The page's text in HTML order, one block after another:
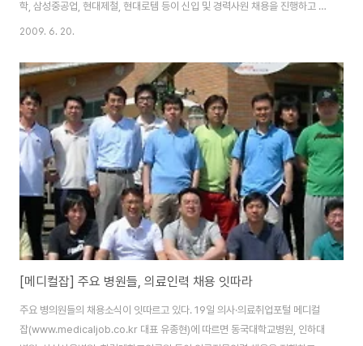
학, 삼성중공업, 현대제철, 현대로템 등이 신입 및 경력사원 채용을 진행하고 있
다. ◆ LG화학(www.lgchem.co.kr)이 기술연구원 석박사연구원을 모집한
기타 인접분야 등이며 25일까지 회사 홈페이지에서 온라인 입사지원하면 된
다. ◆ 삼성중공업(www.shi.samsung.co.kr)이 경력사원을 모집한다. 모집
분야는 풍력발전(연구설계, 생산), 해양 등이며 입사지원서는 이엔지잡에서 다
운받아 작성한 뒤 30일까지 회사 홈페이지에서 첨부파일 형태로 제출하면 된
다. ..
2009. 6. 20.
[메디컬잡] 주요 병원들, 의료인력 채용 잇따라
주요 병의원들의 채용소식이 잇따르고 있다. 19일 의사·의료취업포털 메디컬
잡(www.medicaljob.co.kr 대표 유종현)에 따르면 동국대학교병원, 인하대